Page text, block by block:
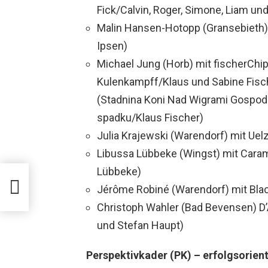
Fick/Calvin, Roger, Simone, Liam
Malin Hansen-Hotopp
Ipsen)
Michael Jung (Horb) mit
Kulenkampff/Klaus und Sabine
(Stadnina Koni Nad Wigrami
spadku/Klaus Fischer)
Julia Krajewski (Warendorf) mit
Libussa Lübbeke (Wingst) mit
Lübbeke)
Jérôme Robiné (Warendorf) mit
Christoph Wahler (Bad Bevensen)
und Stefan Haupt)
Perspektivkader (PK) –